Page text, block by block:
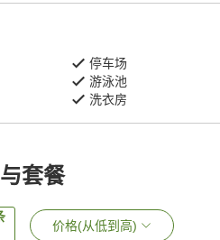
停车场
游泳池
洗衣房
套餐
价格(从低到高)